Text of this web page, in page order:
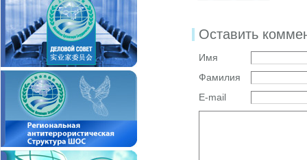
Оставить
Имя
Фамилия
E-mail